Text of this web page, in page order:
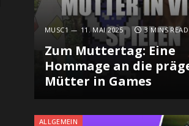
MUSC1 11. MAI 2025 3 MINS READ
Zum Muttertag: Eine
Hommage an die
Mütter in Games
ALLGEMEIN